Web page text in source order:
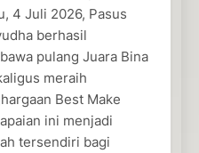
4 Juli 2026, Pasus
berhasil
pulang Juara Bina
meraih
Best Make
ini menjadi
tersendiri bagi